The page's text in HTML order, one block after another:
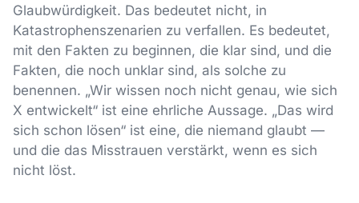
Glaubwürdigkeit. Das bedeutet nicht, in
Katastrophenszenarien zu verfallen. Es bedeutet,
mit den Fakten zu beginnen, die klar sind, und die
Fakten, die noch unklar sind, als solche zu
benennen. „Wir wissen noch nicht genau, wie sich
X entwickelt“ ist eine ehrliche Aussage. „Das wird
sich schon lösen“ ist eine, die niemand glaubt —
und die das Misstrauen verstärkt, wenn es sich
nicht löst.